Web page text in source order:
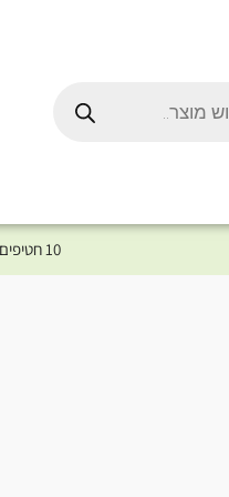
10 חטיפים במתנה לכלב שלך ברכישת מוצר מקטגוריית המומלצים ⤎ לחצו כאן למוצרים המומלצים לכלב